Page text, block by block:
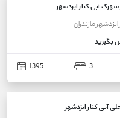
شهرک آبی کنار ایزدشهر
ایزدشهرمازندران
بگیرید
3
1395
آبی کنار ایزدشهر